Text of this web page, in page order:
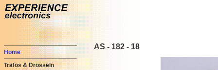
Home
Trafos & Drosseln
AS - 182 - 18